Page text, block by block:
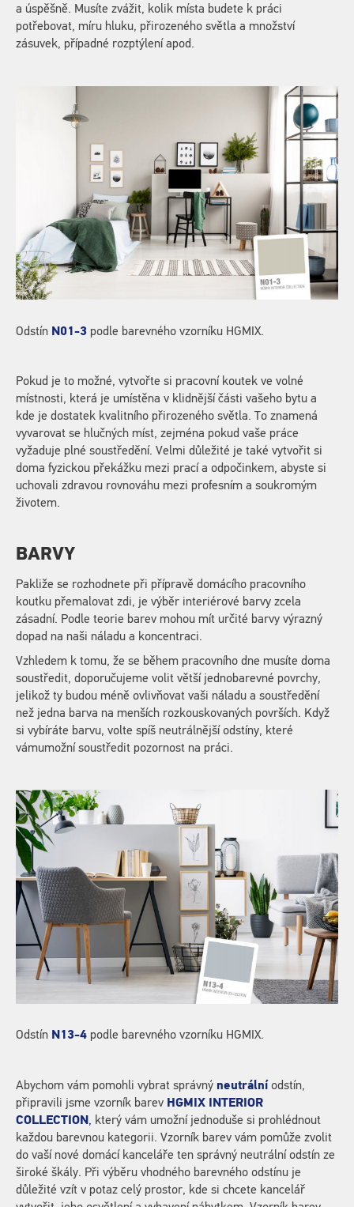
a úspěšně. Musíte zvážit, kolik místa budete k práci
potřebovat, míru hluku, přirozeného světla a množství
zásuvek, případné rozptýlení apod.
Odstín N01-3 podle barevného vzorníku HGMIX.
Pokud je to možné, vytvořte si pracovní koutek ve volné
místnosti, která je umístěna v klidnější části vašeho bytu a
kde je dostatek kvalitního přirozeného světla. To znamená
vyvarovat se hlučných míst, zejména pokud vaše práce
vyžaduje plné soustředění. Velmi důležité je také vytvořit si
doma fyzickou překážku mezi prací a odpočinkem, abyste si
uchovali zdravou rovnováhu mezi profesním a soukromým
životem.
BARVY
Pakliže se rozhodnete při přípravě domácího pracovního
koutku přemalovat zdi, je výběr interiérové barvy zcela
zásadní. Podle teorie barev mohou mít určité barvy výrazný
dopad na naši náladu a koncentraci.
Vzhledem k tomu, že se během pracovního dne musíte doma
soustředit, doporučujeme volit větší jednobarevné povrchy,
jelikož ty budou méně ovlivňovat vaši náladu a soustředění
než jedna barva na menších rozkouskovaných površích. Když
si vybíráte barvu, volte spíš neutrálnější odstíny, které
vámumožní soustředit pozornost na práci.
Odstín N13-4 podle barevného vzorníku HGMIX.
Abychom vám pomohli vybrat správný neutrální odstín,
připravili jsme vzorník barev HGMIX INTERIOR
COLLECTION , který vám umožní jednoduše si prohlédnout
každou barevnou kategorii. Vzorník barev vám pomůže zvolit
do vaší nové domácí kanceláře ten správný neutrální odstín ze
široké škály. Při výběru vhodného barevného odstínu je
důležité vzít v potaz celý prostor, kde si chcete kancelář